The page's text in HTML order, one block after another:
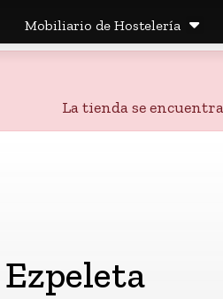
Mobiliario de Hostelería
La tienda se
Ezpeleta